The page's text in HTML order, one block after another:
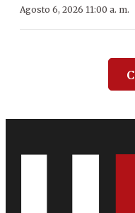
Agosto 6, 2026 11:00 a. m.